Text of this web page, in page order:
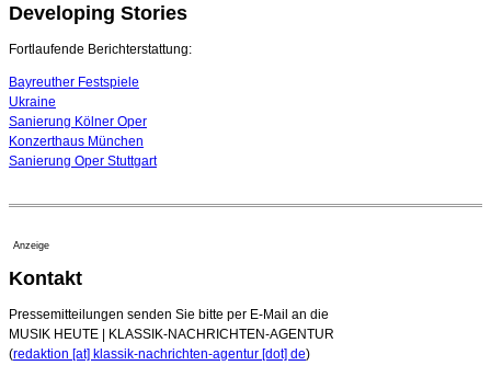
Leslie Suganandarajah neuer Chefdirigent des
Landesjugendsinfonieorchesters Hessen
09. August 2026 - 16:51 Uhr
Developing Stories
Fortlaufende Berichterstattung:
Bayreuther Festspiele
Ukraine
Sanierung Kölner Oper
Konzerthaus München
Sanierung Oper Stuttgart
Anzeige
Kontakt
Pressemitteilungen senden Sie bitte per E-Mail an die
MUSIK HEUTE | KLASSIK-NACHRICHTEN-AGENTUR
(redaktion [at] klassik-nachrichten-agentur [dot] de)